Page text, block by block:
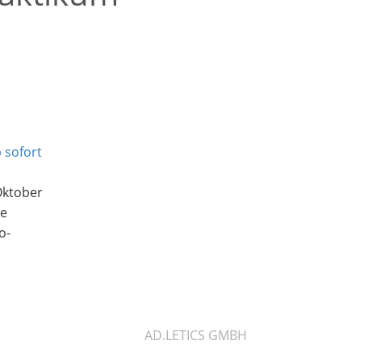
sofort
AD.LETICS GMBH